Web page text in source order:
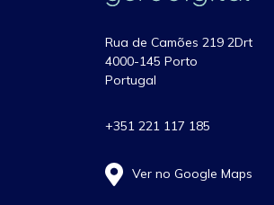
Rua de Camões 219 2Drt
4000-145 Porto
Portugal
+351 221 117 185
Ver no Google Maps